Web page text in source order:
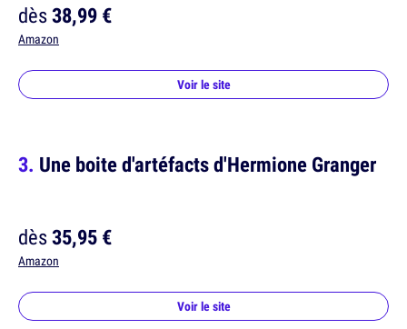
dès38,99 €
Amazon
Voir le site
Une boite d'artéfacts d'Hermione Granger
dès35,95 €
Amazon
Voir le site